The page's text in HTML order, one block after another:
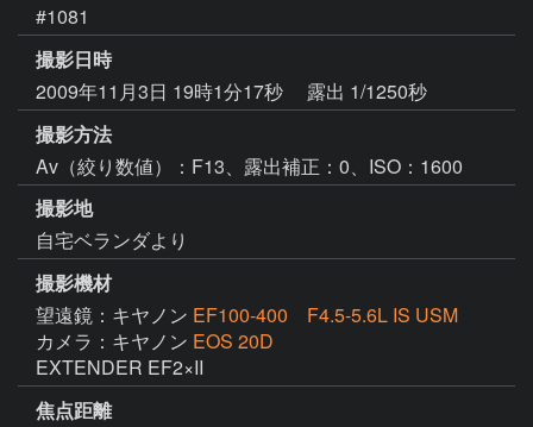
#1081
撮影日時
2009年11月3日 19時1分17秒
露出 1/1250秒
撮影方法
Av（絞り数値）：F13、露出補正：0、ISO：1600
撮影地
自宅ベランダより
撮影機材
望遠鏡：キヤノン EF100-400 F4.5-5.6L IS USM
カメラ：キヤノン EOS 20D
EXTENDER EF2×II
焦点距離